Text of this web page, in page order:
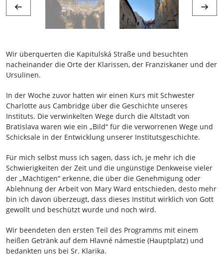
Wir überquerten die Kapitulská Straße und besuchten
nacheinander die Orte der Klarissen, der Franziskaner und der
Ursulinen.
In der Woche zuvor hatten wir einen Kurs mit Schwester
Charlotte aus Cambridge über die Geschichte unseres
Instituts. Die verwinkelten Wege durch die Altstadt von
Bratislava waren wie ein „Bild“ für die verworrenen Wege und
Schicksale in der Entwicklung unserer Institutsgeschichte.
Für mich selbst muss ich sagen, dass ich, je mehr ich die
Schwierigkeiten der Zeit und die ungünstige Denkweise vieler
der „Mächtigen“ erkenne, die über die Genehmigung oder
Ablehnung der Arbeit von Mary Ward entschieden, desto mehr
bin ich davon überzeugt, dass dieses Institut wirklich von Gott
gewollt und beschützt wurde und noch wird.
Wir beendeten den ersten Teil des Programms mit einem
heißen Getränk auf dem Hlavné námestie (Hauptplatz) und
bedankten uns bei Sr. Klarika.